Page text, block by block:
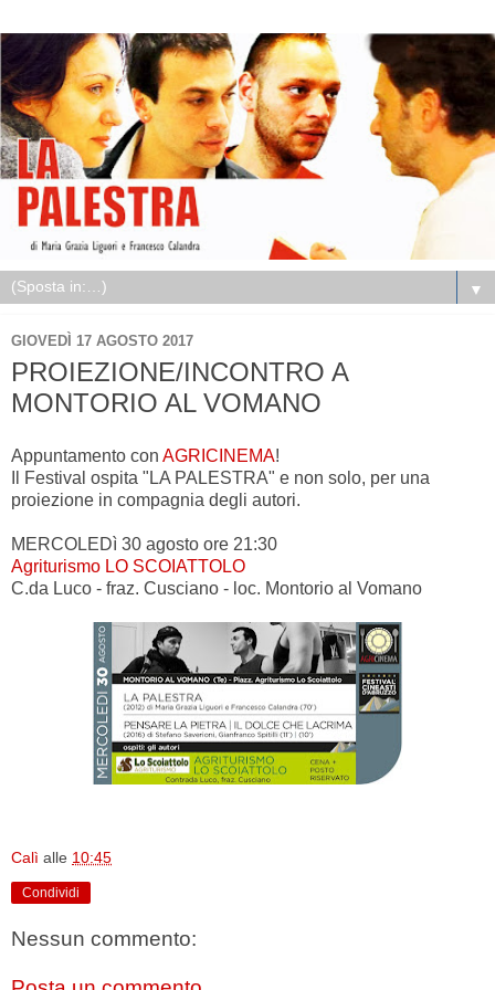
▼
GIOVEDÌ 17 AGOSTO 2017
PROIEZIONE/INCONTRO A
MONTORIO AL VOMANO
Appuntamento con AGRICINEMA!
Il Festival ospita "LA PALESTRA" e non solo, per una
proiezione in compagnia degli autori.
MERCOLEDì 30 agosto ore 21:30
Agriturismo LO SCOIATTOLO
C.da Luco - fraz. Cusciano - loc. Montorio al Vomano
Calì alle 10:45
Condividi
Nessun commento: